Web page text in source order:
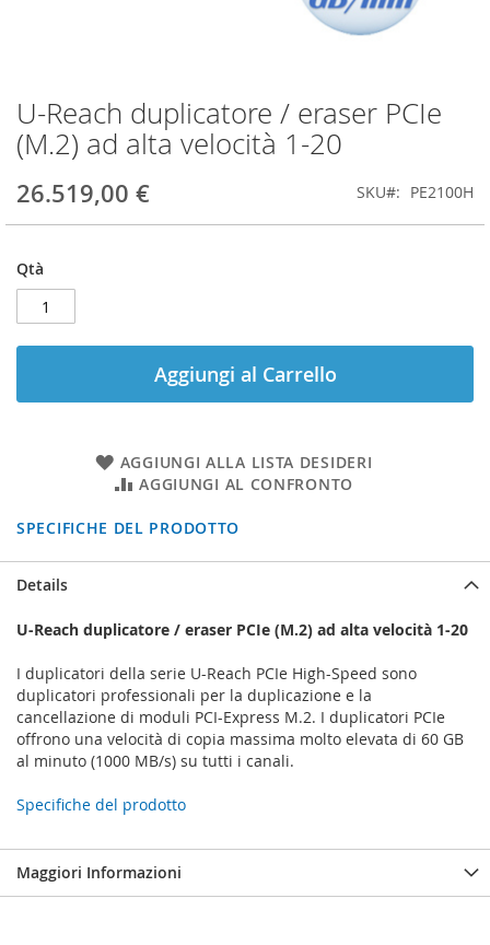
U-Reach duplicatore / eraser PCIe
(M.2) ad alta velocità 1-20
26.519,00 € SKU PE2100H
Qtà
Aggiungi al Carrello
AGGIUNGI ALLA LISTA DESIDERI
AGGIUNGI AL CONFRONTO
SPECIFICHE DEL PRODOTTO
Vai
all'inizio
della
di
Details
U-Reach duplicatore / eraser PCIe (M.2) ad alta velocità 1-20
I duplicatori della serie U-Reach PCIe High-Speed ​​sono
duplicatori professionali per la duplicazione e la
cancellazione di moduli PCI-Express M.2. I duplicatori PCIe
offrono una velocità di copia massima molto elevata di 60 GB
al minuto (1000 MB/s) su tutti i canali.
Specifiche del prodotto
Maggiori Informazioni